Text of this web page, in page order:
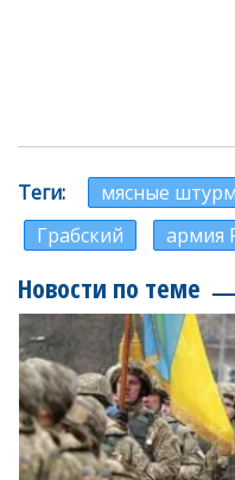
Теги мясные
Грабский
армия
Новости по теме